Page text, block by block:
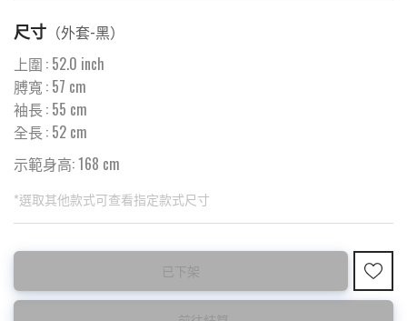
尺寸 （外套-黑）
上圍 : 52.0 inch
膊寬 : 57 cm
袖長 : 55 cm
全長 : 52 cm
示範身高: 168 cm
*選取其他款式可查看指定款式尺寸
此為預購品
<預購款>因為韓國東大門8月暑假關係， 預購款會於8月18日
後才陸續返貨⚠️
此為減價貨品
特價品不設退換，購買前請先確認所列出的尺碼是否合適。
已下架